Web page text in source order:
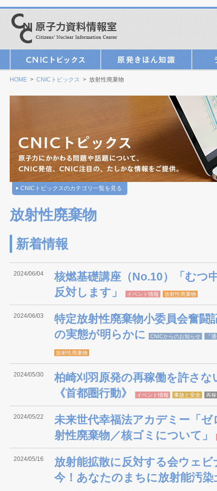
HOME > CNICトピックス > 放射性廃棄物
CNICトピックスのカテゴリ一覧を見る
放射性廃棄物
新着情報
2024/06/04
核燃基礎講座（No.10）「むつ
反対します」
イベント情報 放射性廃棄物
2024/06/03
特定放射性廃棄物小委員会奮
の実態が明らかに
CNICからのお知らせ 『
放射性廃棄物
2024/05/30
柏崎刈羽原発の再稼働を許さな
《首都圏行動》
イベント情報 事故と安全 再
2024/05/22
未来世代幸福法アカデミー「
射性廃棄物／核ゴミについて」
2024/05/16
放射能拡散に反対する会ウェ
今！あなたのまちに放射能汚